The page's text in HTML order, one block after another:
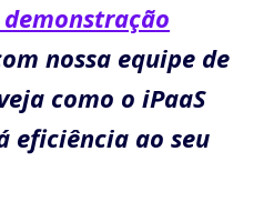
nossa equipe de
como o iPaaS
eficiência ao seu